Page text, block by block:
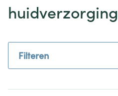
huidverzorging
Filteren